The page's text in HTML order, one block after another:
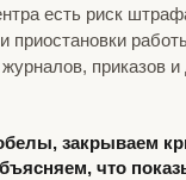
есть риск
приостановки
приказов и
закрываем
что